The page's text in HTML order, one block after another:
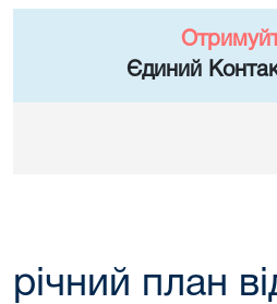
Єдиний
річний план